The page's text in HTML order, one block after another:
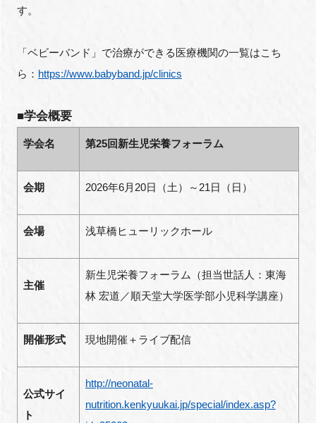
閉じる
す。
「ベビーバンド」で治療ができる医療機関の一覧はこち
ら： https://www.babyband.jp/clinics
■学会概要
学会名 第25回新生児栄養フォーラム
会期 2026年6月20日（土）～21日（日）
会場 浅草橋ヒューリックホール
主催
新生児栄養フォーラム（担当世話人：東海
林 宏道／順天堂大学医学部小児科学講座）
開催形式 現地開催＋ライブ配信
公式サイ
ト
http://neonatal-
nutrition.kenkyuukai.jp/special/index.asp?